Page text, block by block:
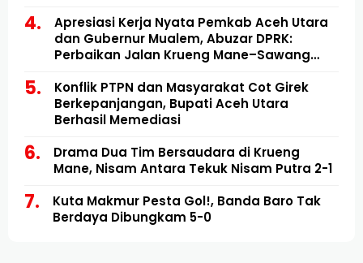
Apresiasi Kerja Nyata Pemkab Aceh Utara
dan Gubernur Mualem, Abuzar DPRK:
Perbaikan Jalan Krueng Mane–Sawang
Konflik PTPN dan Masyarakat Cot Girek
Berkepanjangan, Bupati Aceh Utara
Berhasil Memediasi
Drama Dua Tim Bersaudara di Krueng
Mane, Nisam Antara Tekuk Nisam Putra 2-1
Kuta Makmur Pesta Gol!, Banda Baro Tak
Berdaya Dibungkam 5-0